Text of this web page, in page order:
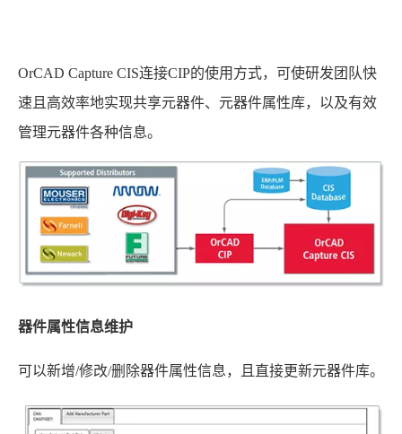
OrCAD Capture CIS连接CIP的使用方式，可使研发团队快
速且高效率地实现共享元器件、元器件属性库，以及有效
管理元器件各种信息。
器件属性信息维护
可以新增/修改/删除器件属性信息，且直接更新元器件库。